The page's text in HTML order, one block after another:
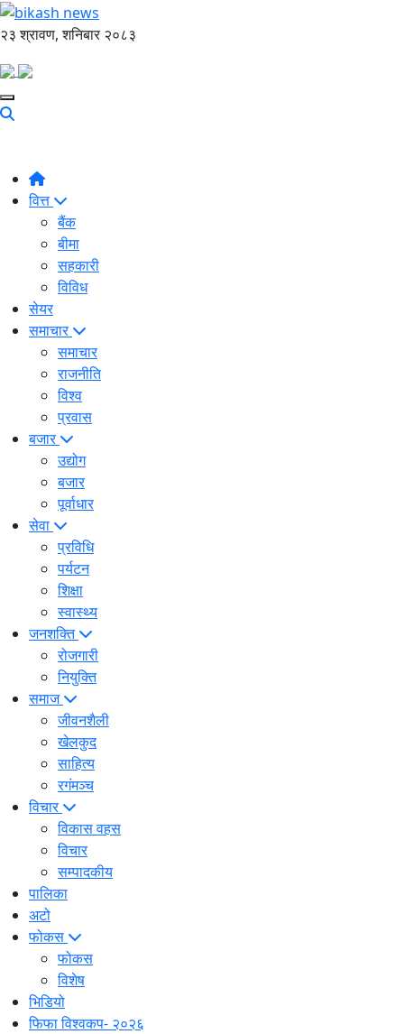
२३ श्रावण, शनिबार २०८३
वित्त
बैंक
बीमा
सहकारी
विविध
सेयर
समाचार
समाचार
राजनीति
विश्व
प्रवास
बजार
उद्योग
बजार
पूर्वाधार
सेवा
प्रविधि
पर्यटन
शिक्षा
स्वास्थ्य
जनशक्ति
रोजगारी
नियुक्ति
समाज
जीवनशैली
खेलकुद
साहित्य
रगंमञ्च
विचार
विकास वहस
विचार
सम्पादकीय
पालिका
अटो
फोकस
फोकस
विशेष
भिडियो
फिफा विश्वकप- २०२६